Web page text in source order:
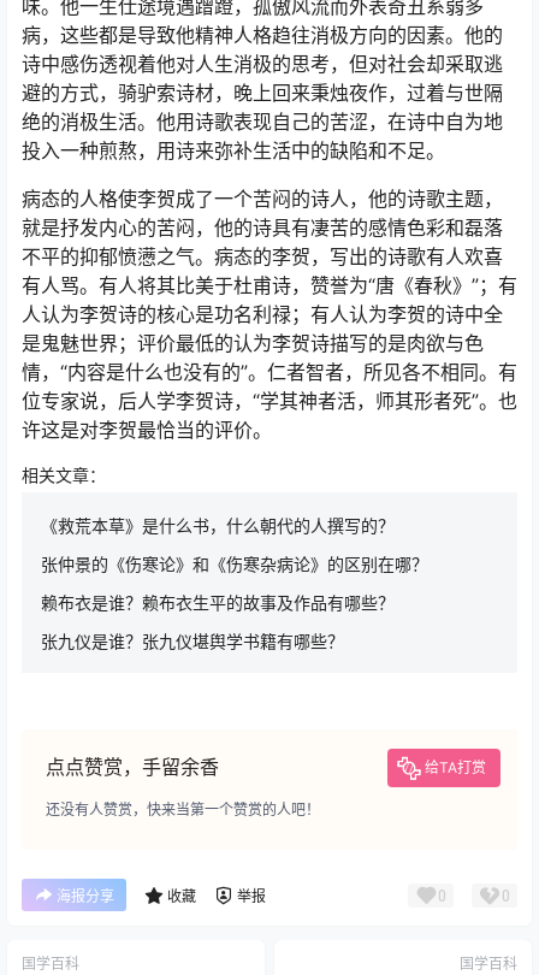
味。他一生仕途境遇蹭蹬，孤傲风流而外表奇丑系弱多
病，这些都是导致他精神人格趋往消极方向的因素。他的
诗中感伤透视着他对人生消极的思考，但对社会却采取逃
避的方式，骑驴索诗材，晚上回来秉烛夜作，过着与世隔
绝的消极生活。他用诗歌表现自己的苦涩，在诗中自为地
投入一种煎熬，用诗来弥补生活中的缺陷和不足。
病态的人格使李贺成了一个苦闷的诗人，他的诗歌主题，
就是抒发内心的苦闷，他的诗具有凄苦的感情色彩和磊落
不平的抑郁愤懑之气。病态的李贺，写出的诗歌有人欢喜
有人骂。有人将其比美于杜甫诗，赞誉为“唐《春秋》”；有
人认为李贺诗的核心是功名利禄；有人认为李贺的诗中全
是鬼魅世界；评价最低的认为李贺诗描写的是肉欲与色
情，“内容是什么也没有的”。仁者智者，所见各不相同。有
位专家说，后人学李贺诗，“学其神者活，师其形者死”。也
许这是对李贺最恰当的评价。
相关文章：
《救荒本草》是什么书，什么朝代的人撰写的？
张仲景的《伤寒论》和《伤寒杂病论》的区别在哪？
赖布衣是谁？赖布衣生平的故事及作品有哪些？
张九仪是谁？张九仪堪舆学书籍有哪些？
点点赞赏，手留余香 给TA打赏
还没有人赞赏，快来当第一个赞赏的人吧！
海报分享 收藏 举报 0 0
国学百科 国学百科